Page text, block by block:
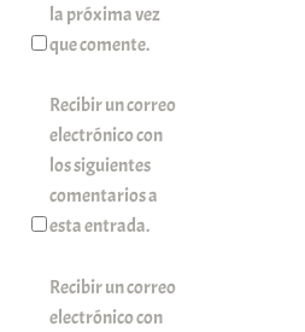
la próxima vez
que comente.
Recibir un correo
electrónico con
los siguientes
comentarios a
esta entrada.
Recibir un correo
electrónico con